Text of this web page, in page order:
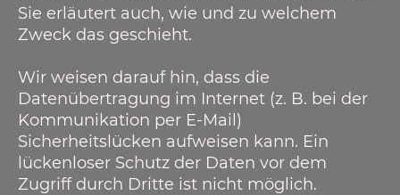
Sie erläutert auch, wie und zu welchem
Zweck das geschieht.
Wir weisen darauf hin, dass die
Datenübertragung im Internet (z. B. bei der
Kommunikation per E-Mail)
Sicherheitslücken aufweisen kann. Ein
lückenloser Schutz der Daten vor dem
Zugriff durch Dritte ist nicht möglich.